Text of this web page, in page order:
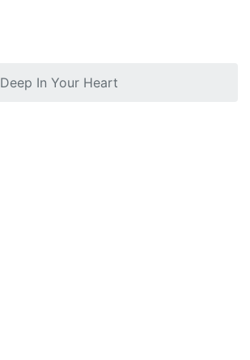
Deep In Your Heart